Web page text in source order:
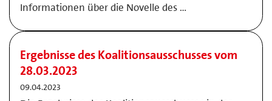
Informationen über die Novelle des …
Ergebnisse des Koalitionsausschusses vom
28.03.2023
09.04.2023